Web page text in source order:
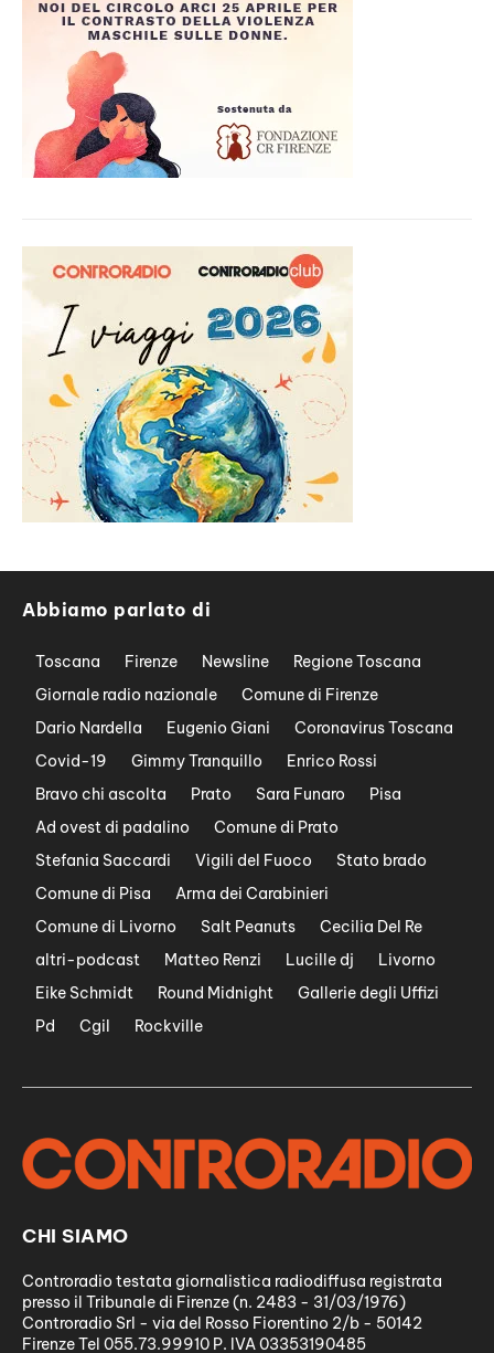
Abbiamo parlato di
Toscana Firenze Newsline
Regione Toscana
Giornale radio nazionale
Comune di Firenze
Dario Nardella
Eugenio Giani
Coronavirus Toscana
Covid-19
Gimmy Tranquillo
Enrico Rossi
Bravo chi ascolta
Prato Sara Funaro
Pisa
Ad ovest di padalino
Comune di Prato
Stefania Saccardi
Vigili del Fuoco
Stato brado
Comune di Pisa
Arma dei Carabinieri
Comune di Livorno
Salt Peanuts
Cecilia Del Re
altri-podcast
Matteo Renzi Lucille dj
Livorno
Eike Schmidt
Round Midnight
Gallerie degli Uffizi
Pd
Cgil Rockville
CHI SIAMO
Controradio testata giornalistica radiodiffusa registrata
presso il Tribunale di Firenze (n. 2483 - 31/03/1976)
Controradio Srl - via del Rosso Fiorentino 2/b - 50142
Firenze Tel 055.73.99910 P. IVA 03353190485